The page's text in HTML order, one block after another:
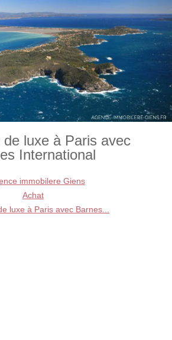
de luxe à Paris avec
International
immobilere Giens
Achat
luxe à Paris avec Barnes...